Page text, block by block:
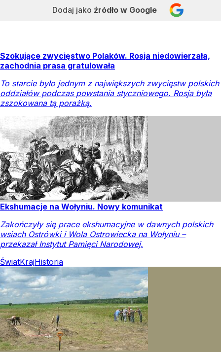
Dodaj jako źródło w Google
Szokujące zwycięstwo Polaków. Rosja niedowierzała,
zachodnia prasa gratulowała
To starcie było jednym z największych zwycięstw polskich
oddziałów podczas powstania styczniowego. Rosja była
zszokowana tą porażką.
Ekshumacje na Wołyniu. Nowy komunikat
Zakończyły się prace ekshumacyjne w dawnych polskich
wsiach Ostrówki i Wola Ostrowiecka na Wołyniu –
przekazał Instytut Pamięci Narodowej.
ŚwiatKrajHistoria